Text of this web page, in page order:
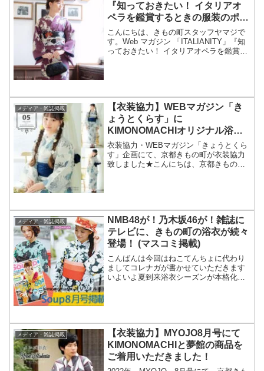
『知っておきたい！ イタリアオ
ペラを鑑賞するときの服装のポイ
ント』にきもの町オリジナル商品
を掲載していただきました！
こんにちは、きもの町スタッフヤマジで
す。Web マガジン 「ITALIANITY」『知
っておきたい！ イタリアオペラを鑑賞す
メディア・雑誌掲載
【衣装協力】WEBマガジン「き
ょうとくらす」に
KIMONOMACHIオリジナル浴衣
をご着用いただきました！
衣装協力・WEBマガジン「きょうとくら
す」企画にて、京都きもの町が衣装協力
致しました★こんにちは、京都きもの町
メディア・雑誌掲載
NMB48が！乃木坂46が！雑誌に
テレビに、きもの町の浴衣が続々
登場！ (マスコミ掲載)
こんばんは今回はねこてんちょに代わり
ましてコレナガが書かせていただきます
いよいよ夏到来浴衣シーズンが本格化す
メディア・雑誌掲載
【衣装協力】MYOJO8月号にて
KIMONOMACHIと夢館の商品を
ご着用いただきました！